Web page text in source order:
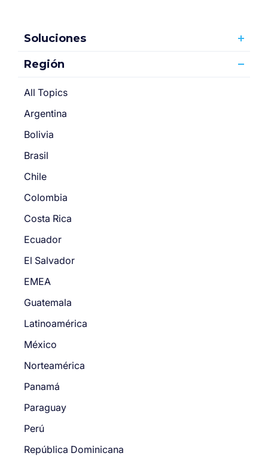
Soluciones
Región
All Topics
Argentina
Bolivia
Brasil
Chile
Colombia
Costa Rica
Ecuador
El Salvador
EMEA
Guatemala
Latinoamérica
México
Norteamérica
Panamá
Paraguay
Perú
República Dominicana